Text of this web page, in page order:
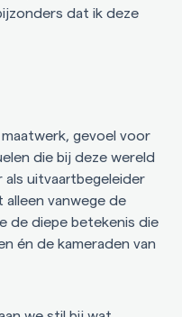
dat ik deze
gevoel voor
die bij deze wereld
als uitvaartbegeleider
alleen vanwege de
de diepe betekenis die
én de kameraden van